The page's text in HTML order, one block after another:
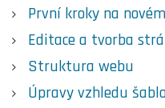
První kroky na
Editace a tvorba
Struktura webu
Úpravy vzhledu